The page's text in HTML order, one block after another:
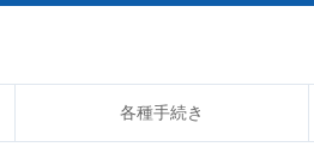
各種手続き